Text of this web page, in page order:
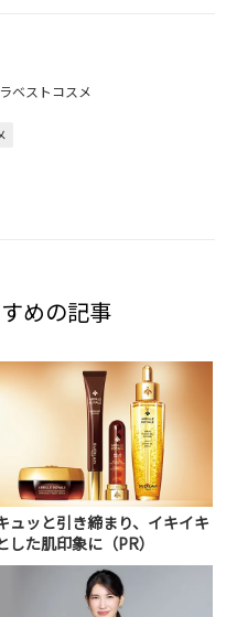
ベストコスメ
めの記事
ュッと引き締まり、イキイキ
した肌印象に（PR）